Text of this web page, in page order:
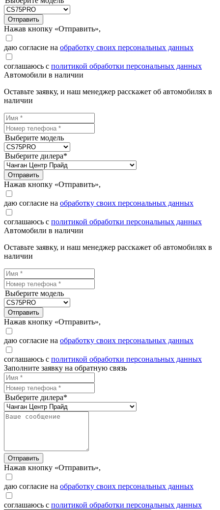
Отправить
Нажав кнопку «Отправить»,
даю согласие на обработку своих персональных данных
соглашаюсь с политикой обработки персональных данных
Автомобили в наличии
Оставьте заявку, и наш менеджер расскажет об автомобилях в
наличии
Выберите модель
Выберите дилера*
Отправить
Нажав кнопку «Отправить»,
даю согласие на обработку своих персональных данных
соглашаюсь с политикой обработки персональных данных
Автомобили в наличии
Оставьте заявку, и наш менеджер расскажет об автомобилях в
наличии
Выберите модель
Отправить
Нажав кнопку «Отправить»,
даю согласие на обработку своих персональных данных
соглашаюсь с политикой обработки персональных данных
Заполните заявку на обратную связь
Выберите дилера*
Отправить
Нажав кнопку «Отправить»,
даю согласие на обработку своих персональных данных
соглашаюсь с политикой обработки персональных данных